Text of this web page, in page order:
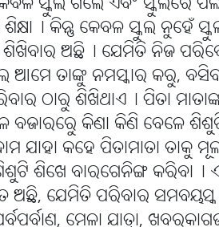
ସ୍କୁଲ ଗଲେ ଏବଂ ସ୍କୁଲରେ
କିନ୍ତୁ କେବଳ ସ୍କୁଲ ନୁହେଁ
ଶିଖିବାର ଅଛି୤ ଯେମିତି ନିଜ
ତାଙ୍କୁ ନମସ୍କାର କରୁ,
ଠାରୁ ଶିଖିଥାଏ୤ ପିତା
ବଜାରରେୁ କିଣା କିଣି ବେଳେ
ଯାହା କହେ ପିତାମାତା ତାକୁ
ଶିଖେ ବାରଗେନିଙ୍ଗ କରିବା୤
ଅଛି, ଯେମିତି ପରିବାର
ମେଳା ଯାତ୍ରା,